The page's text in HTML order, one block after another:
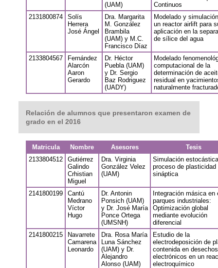
(UAM)
Continuos
2131800874
Solís
Herrera
José Ángel
Dra. Margarita
M. González
Brambila
(UAM) y M.C.
Francisco Díaz
Modelado y
un reactor airlift para
aplicación en la
de sílice del agua
2133804567
Fernández
Alarcón
Aaron
Gerardo
Dr. Héctor
Puebla (UAM)
y Dr. Sergio
Baz Rodriguez
(UADY)
Modelado
computacional de la
determinación de
residual en
naturalmente
Relación de alumnos que presentaron examen de
grado en el 2016
Matricula Nombre Asesores
Tesis
2133804512
Gutiérrez
Galindo
Crhistian
Miguel
Dra. Virginia
González Velez
(UAM)
Simulación
proceso de plasticidad
sináptica
2141800199
Cantú
Medrano
Víctor
Hugo
Dr. Antonin
Ponsich (UAM)
y Dr. José María
Ponce Ortega
(UMSNH)
Integración másica en
parques industriales:
Optimización global
mediante evolución
diferencial
2141800215
Navarrete
Camarena
Leonardo
Dra. Rosa María
Luna Sánchez
(UAM) y Dr.
Alejandro
Alonso (UAM)
Estudio de la
electrodeposición de
contenida en desechos
electrónicos en un
electroquímico